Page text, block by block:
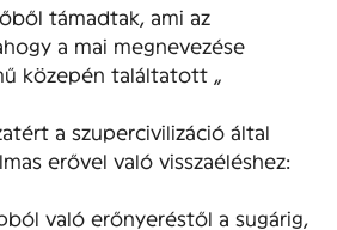
támadtak, ami az
a mai megnevezése
közepén találtatott „
a szupercivilizáció által
erővel való visszaéléshez:
való erőnyeréstől a sugárig,